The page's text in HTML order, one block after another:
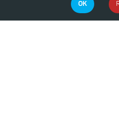
OK